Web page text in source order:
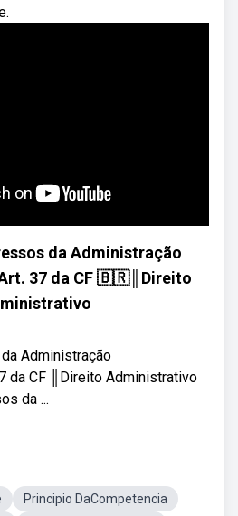
da Administração
37 da CF 🇧🇷║Direito
Administração
da CF ║Direito Administrativo
da ...
Principio DaCompetencia